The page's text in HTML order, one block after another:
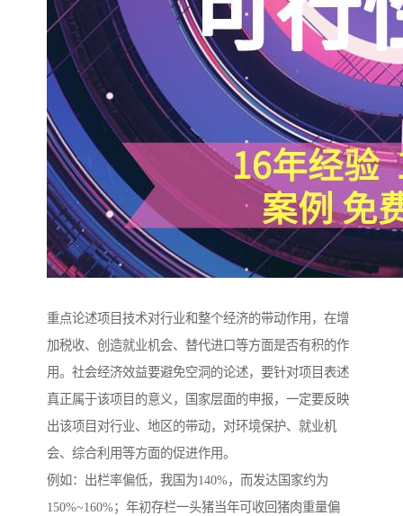
重点论述项目技术对行业和整个经济的带动作用，在增
加税收、创造就业机会、替代进口等方面是否有积的作
用。社会经济效益要避免空洞的论述，要针对项目表述
真正属于该项目的意义，国家层面的申报，一定要反映
出该项目对行业、地区的带动，对环境保护、就业机
会、综合利用等方面的促进作用。
例如：出栏率偏低，我国为140%，而发达国家约为
150%~160%；年初存栏一头猪当年可收回猪肉重量偏